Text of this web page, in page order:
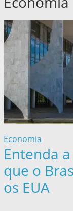
Economia
Entenda
que o
os EUA